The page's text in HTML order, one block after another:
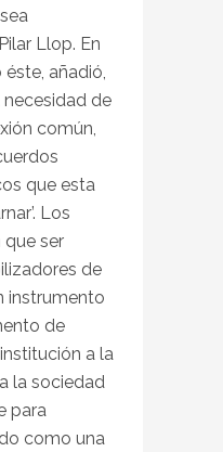
Llop. En
añadió,
necesidad de
común,
que esta
Los
ser
de
instrumento
de
a la
la sociedad
para
como una